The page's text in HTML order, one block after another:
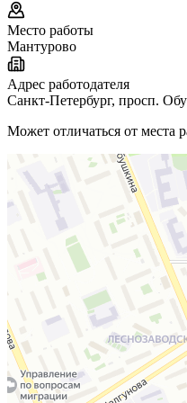
Место работы
Мантурово
Адрес работодателя
Санкт-Петербург, просп.
Может отличаться от места